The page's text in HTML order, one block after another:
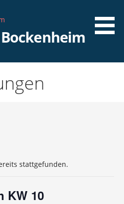
stattgefunden.
KW 10